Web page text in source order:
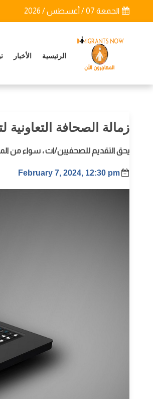
الجمعة 07 / أغسطس / 2026
الرئيسية الأخبار
زمالة الصحافة
يحق التقديم للصحفيين/ات ، سواء من
February 7, 2024, 12:30 pm